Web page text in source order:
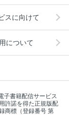
スに向けて
について
子書籍配信サービス
許諾を得た正規版配
商標（登録番号 第